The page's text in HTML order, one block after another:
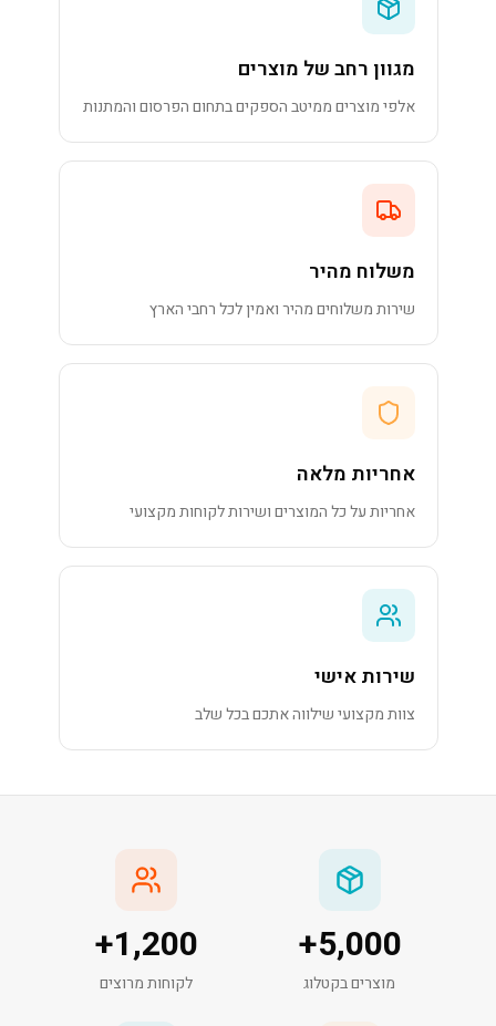
מגוון רחב של מוצרים
אלפי מוצרים ממיטב הספקים בתחום הפרסום והמתנות
משלוח מהיר
שירות משלוחים מהיר ואמין לכל רחבי הארץ
אחריות מלאה
אחריות על כל המוצרים ושירות לקוחות מקצועי
שירות אישי
צוות מקצועי שילווה אתכם בכל שלב
5,000
+
מוצרים בקטלוג
1,200
+
לקוחות מרוצים